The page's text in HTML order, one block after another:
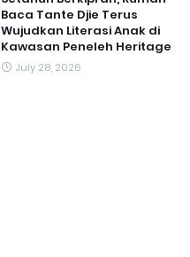
Baca Tante Djie Terus
Wujudkan Literasi Anak di
Kawasan Peneleh Heritage
July 28, 2026